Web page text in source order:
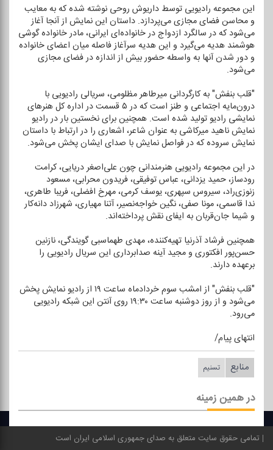
این مجموعه رادیویی توسط داریوش روحی نوشته شده كه به معایب
و محاسن فضای مجازی می‌پردازد. داستان این نمایش از آنجا آغاز
می‌شود كه در سالگرد ازدواج در خانواده‌ای ایرانی، مادر خانواده گوشی
هوشمند هدیه می‌گیرد و این هدیه سرآغاز فاصله میان اعضای خانواده
و دور شدن آنها به واسطه حضور بیش از اندازه در فضای مجازی
می‌شود.
"قلب بنفش" به كارگردانی میرطاهر مظلومی، سریالی رادیویی با
درون‌مایه اجتماعی و طنز است كه در ۵ قسمت در اداره كل هنرهای
نمایشی رادیو تولید شده است. همچنین برای نخستین بار در رادیو
نمایش ناهید میركاشی به عنوان شاعر، اشعاری را در ارتباط با داستان
نمایش سروده كه در فواصل نمایش با صدای ایشان پخش می‌شود.
در این مجموعه رادیویی هنرمندانی چون علی‌اصغر دریایی، كرامت
رودساز، حمید یزدانی، عباس توفیقی، فریدون محرابی، مسعود
زنوزی‌راد، سیروس سپهری، یوسف كرمی، مهرخ افضلی، فریبا طاهری،
ندا قاسمی، مونا صفی، نگین خواجه‌نصیر، آتنا مهیاری، شهرزاد دانه‌كار
و شیما جان‌قربان به ایفای نقش پرداخته‌اند.
همچنین فرشاد آذرنیا تهیه‌كننده، مهدی طهماسبی گویندگی، نازنین
حسن‌پور افكتوری و مجید آینه صدابرداری این سریال رادیویی را
برعهده دارند.
"قلب بنفش" از امشب سوم خردادماه ساعت ۱۹ از رادیو نمایش پخش
می‌شود و از روز دوشنبه ساعت ۱۹:۳۰ روی آنتن این شبكه رادیویی
می‌رود.
انتهای پیام/
منابع
تسنیم
در همین زمینه
تمامی حقوق سایت متعلق به صدای جمهوری اسلامی ایران است